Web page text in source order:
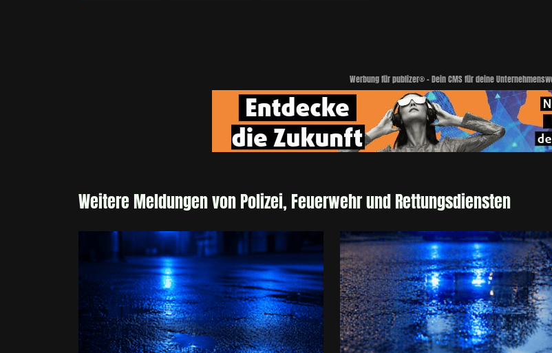
Werbung für publizer® - Dein CMS für deine
Weitere Meldungen von Polizei, Feuerwehr und Rettungsdiensten